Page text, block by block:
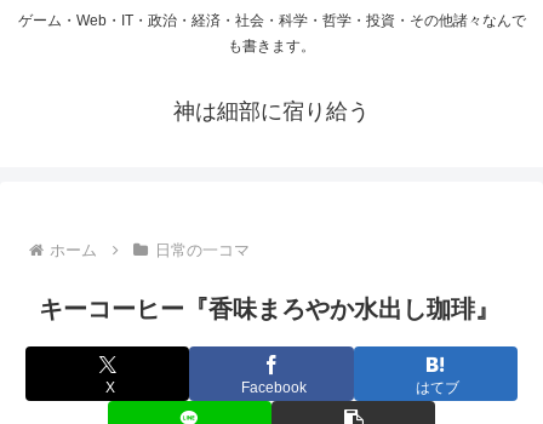
ゲーム・Web・IT・政治・経済・社会・科学・哲学・投資・その他諸々なんで
も書きます。
神は細部に宿り給う
ホーム 日常の一コマ
キーコーヒー『香味まろやか水出し珈琲』
X Facebook はてブ